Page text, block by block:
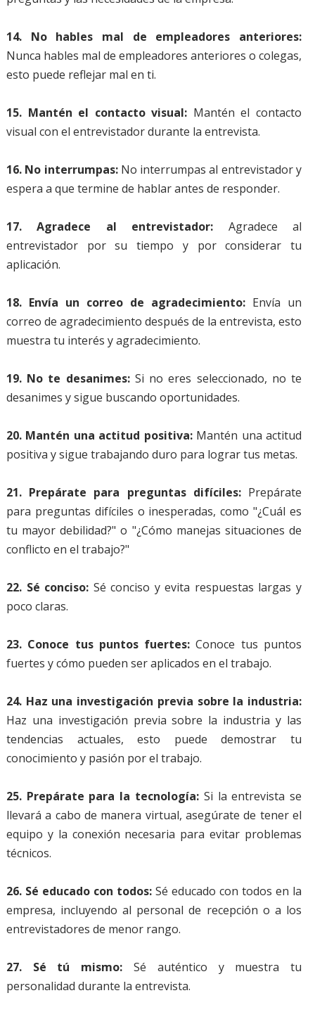
14. No hables mal de empleadores anteriores:
Nunca hables mal de empleadores anteriores o colegas,
esto puede reflejar mal en ti.
15. Mantén el contacto visual: Mantén el contacto
visual con el entrevistador durante la entrevista.
16. No interrumpas:No interrumpas al entrevistador y
espera a que termine de hablar antes de responder.
17. Agradece al entrevistador: Agradece al
entrevistador por su tiempo y por considerar tu
aplicación.
18. Envía un correo de agradecimiento: Envía un
correo de agradecimiento después de la entrevista, esto
muestra tu interés y agradecimiento.
19. No te desanimes: Si no eres seleccionado, no te
desanimes y sigue buscando oportunidades.
20. Mantén una actitud positiva:Mantén una actitud
positiva y sigue trabajando duro para lograr tus metas.
21. Prepárate para preguntas difíciles:Prepárate
para preguntas difíciles o inesperadas, como "¿Cuál es
tu mayor debilidad?" o "¿Cómo manejas situaciones de
conflicto en el trabajo?"
22. Sé conciso: Sé conciso y evita respuestas largas y
poco claras.
23. Conoce tus puntos fuertes:Conoce tus puntos
fuertes y cómo pueden ser aplicados en el trabajo.
24. Haz una investigación previa sobre la industria:
Haz una investigación previa sobre la industria y las
tendencias actuales, esto puede demostrar tu
conocimiento y pasión por el trabajo.
25. Prepárate para la tecnología: Si la entrevista se
llevará a cabo de manera virtual, asegúrate de tener el
equipo y la conexión necesaria para evitar problemas
técnicos.
26. Sé educado con todos:Sé educado con todos en la
empresa, incluyendo al personal de recepción o a los
entrevistadores de menor rango.
27. Sé tú mismo: Sé auténtico y muestra tu
personalidad durante la entrevista.